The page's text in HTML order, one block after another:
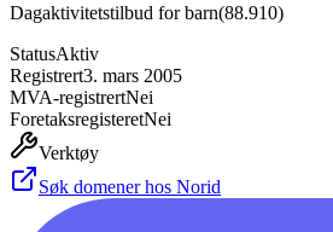
Dagaktivitetstilbud for barn(88.910)
StatusAktiv
Registrert3. mars 2005
MVA-registrertNei
ForetaksregisteretNei
Verktøy
Søk domener hos Norid